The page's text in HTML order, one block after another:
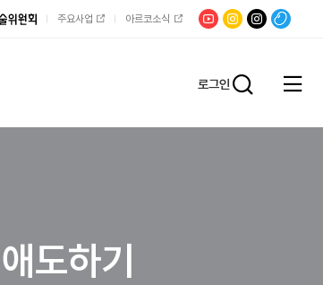
주요사업 아르코소식 유튜브문학광장채널문장
팟빵
로그인
전체
도하기